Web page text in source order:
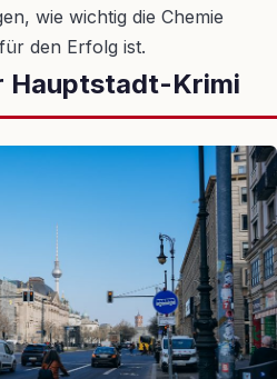
wie wichtig die Chemie
den Erfolg ist.
Hauptstadt-Krimi